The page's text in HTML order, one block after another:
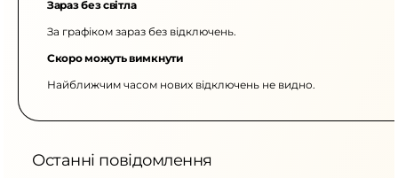
Зараз без світла
За графіком зараз без відключень.
Скоро можуть вимкнути
Найближчим часом нових відключень не видно.
Останні повідомлення